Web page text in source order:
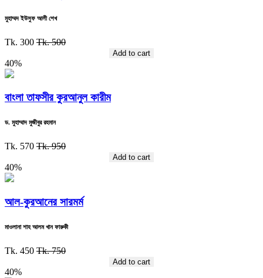
মুহাম্মদ ইউসুফ আলী শেখ
Tk. 300 Tk. 500
Add to cart
40%
বাংলা তাফসীর কুরআনুল কারীম
ড. মুহাম্মাদ মুজীবুর রহমান
Tk. 570 Tk. 950
Add to cart
40%
আল-কুরআনের সারমর্ম
মাওলানা শাহ আলম খান ফারুকী
Tk. 450 Tk. 750
Add to cart
40%